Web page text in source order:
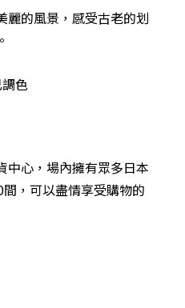
麗的風景，感受古老的划
中心，場內擁有眾多日本
，可以盡情享受購物的